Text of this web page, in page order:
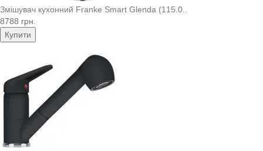
Змішувач кухонний Franke Smart Glenda (115.0..
8788 грн.
Купити